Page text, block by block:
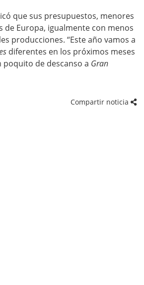
que sus presupuestos, menores
de Europa, igualmente con menos
producciones. “Este año vamos a
diferentes en los próximos meses
poquito de descanso a Gran
Compartir noticia